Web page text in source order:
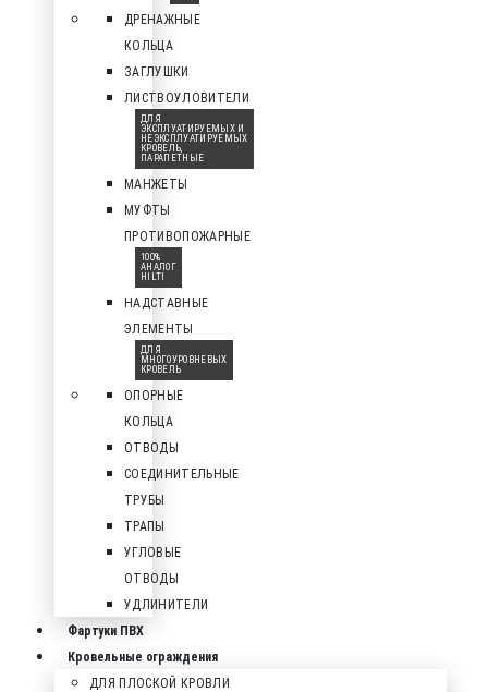
ДРЕНАЖНЫЕ
КОЛЬЦА
ЗАГЛУШКИ
ЛИСТВОУЛОВИТЕЛИ
ДЛЯ
ЭКСПЛУАТИРУЕМЫХ И
НЕЭКСПЛУАТИРУЕМЫХ
КРОВЕЛЬ,
ПАРАПЕТНЫЕ
МАНЖЕТЫ
МУФТЫ
ПРОТИВОПОЖАРНЫЕ
100%
АНАЛОГ
HILTI
НАДСТАВНЫЕ
ЭЛЕМЕНТЫ
ДЛЯ
МНОГОУРОВНЕВЫХ
КРОВЕЛЬ
ОПОРНЫЕ
КОЛЬЦА
ОТВОДЫ
СОЕДИНИТЕЛЬНЫЕ
ТРУБЫ
ТРАПЫ
УГЛОВЫЕ
ОТВОДЫ
УДЛИНИТЕЛИ
Фартуки ПВХ
Кровельные ограждения
ДЛЯ ПЛОСКОЙ КРОВЛИ